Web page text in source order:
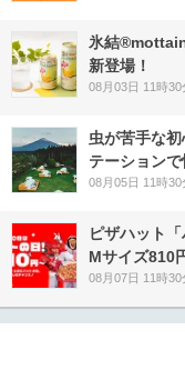
氷結
新登場！
08月03日 11時30
虫が苦手な
テーション
08月05日 11時30
ピザハット
Mサイズ810
08月07日 11時30